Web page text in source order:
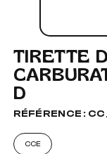
TIRETTE
D
RÉFÉRENCE :
CCE